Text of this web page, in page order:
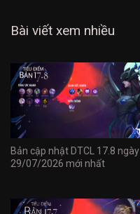
Bài viết xem nhiều
Bản cập nhật DTCL 17.8 ngày
29/07/2026 mới nhất